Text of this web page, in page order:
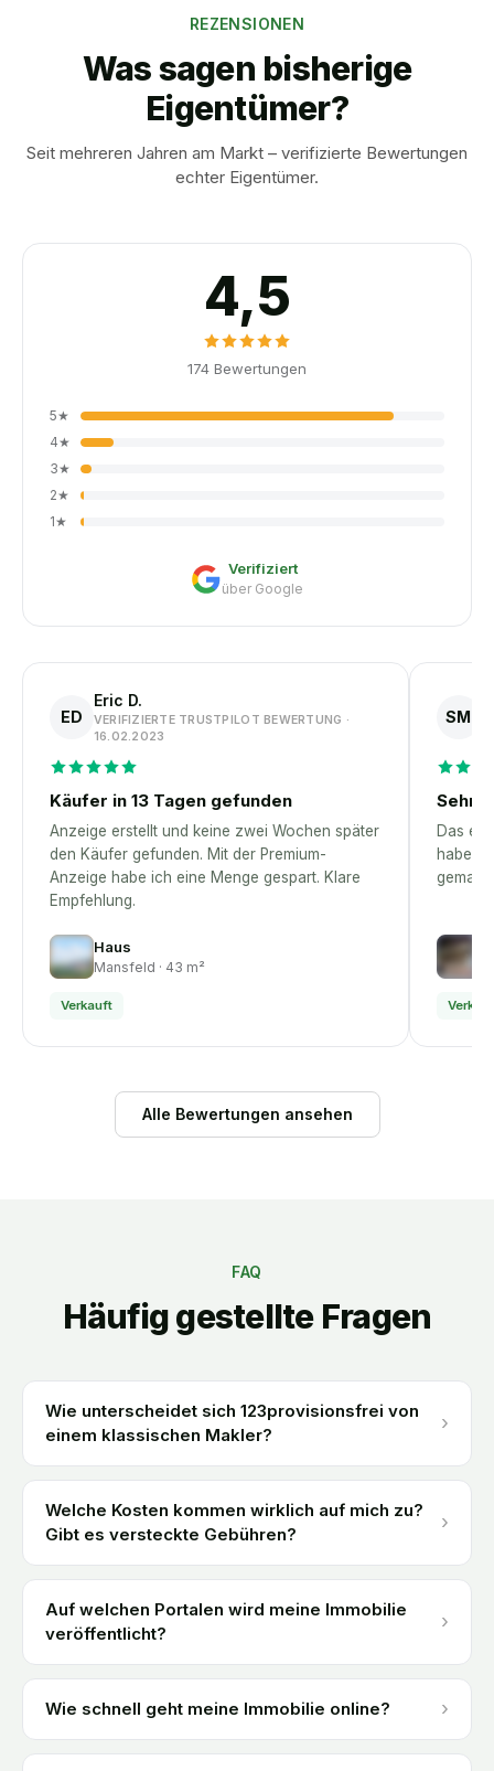
REZENSIONEN
Was sagen bisherige
Eigentümer?
Seit mehreren Jahren am Markt – verifizierte Bewertungen
echter Eigentümer.
4,5
174 Bewertungen
5★
4★
3★
2★
1★
Verifiziert
über Google
ED
Eric D.
VERIFIZIERTE TRUSTPILOT BEWERTUNG ·
16.02.2023
Käufer in 13 Tagen gefunden
Anzeige erstellt und keine zwei Wochen später
den Käufer gefunden. Mit der Premium-
Anzeige habe ich eine Menge gespart. Klare
Empfehlung.
Haus
Mansfeld · 43 m²
Verkauft
SM
Sehr
Das
habe –
Alle Bewertungen ansehen
FAQ
Häufig gestellte Fragen
Wie unterscheidet sich 123provisionsfrei von
einem klassischen Makler?
›
Welche Kosten kommen wirklich auf mich zu?
Gibt es versteckte Gebühren?
›
Auf welchen Portalen wird meine Immobilie
veröffentlicht?
›
Wie schnell geht meine Immobilie online? ›